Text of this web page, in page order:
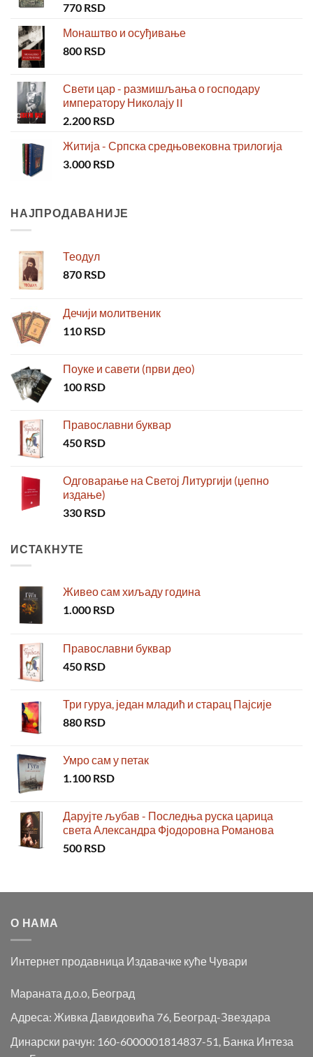
770 RSD
Монаштво и осуђивање
800 RSD
Свети цар - размишљања о господару
императору Николају II
2.200 RSD
Житија - Српска средњовековна трилогија
3.000 RSD
НАЈПРОДАВАНИЈЕ
Теодул
870 RSD
Дечији молитвеник
110 RSD
Поуке и савети (први део)
100 RSD
Православни буквар
450 RSD
Одговарање на Светој Литургији (џепно
издање)
330 RSD
ИСТАКНУТЕ
Живео сам хиљаду година
1.000 RSD
Православни буквар
450 RSD
Три гуруа, један младић и старац Пајсије
880 RSD
Умро сам у петак
1.100 RSD
Дарујте љубав - Последња руска царица
света Александра Фјодоровна Романова
500 RSD
О НАМА
Интернет продавница Издавачке куће Чувари
Мараната д.о.о, Београд
Адреса: Живка Давидовића 76, Београд-Звездара
Динарски рачун: 160-6000001814837-51, Банка Интеза